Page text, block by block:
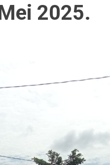
2025.